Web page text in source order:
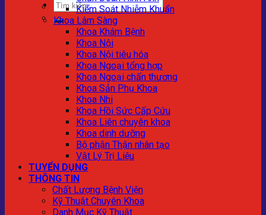
Kiểm Soát Nhiễm Khuẩn
Khoa Lâm Sàng
Khoa Khám Bệnh
Khoa Nội
Khoa Nội tiêu hóa
Khoa Ngoại tổng hợp
Khoa Ngoại chấn thương
Khoa Sản Phụ Khoa
Khoa Nhi
Khoa Hồi Sức Cấp Cứu
Khoa Liên chuyên khoa
Khoa dinh dưỡng
Bộ phận Thận nhân tạo
Vật Lý Trị Liệu
TUYỂN DỤNG
THÔNG TIN
Chất Lượng Bệnh Viện
Kỹ Thuật Chuyên Khoa
Danh Mục Kỹ Thuật